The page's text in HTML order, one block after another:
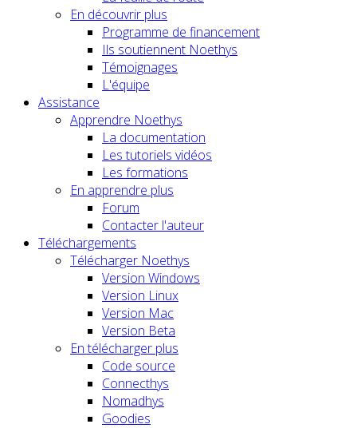
En découvrir plus
Programme de financement
Ils soutiennent Noethys
Témoignages
L'équipe
Assistance
Apprendre Noethys
La documentation
Les tutoriels vidéos
Les formations
En apprendre plus
Forum
Contacter l'auteur
Téléchargements
Télécharger Noethys
Version Windows
Version Linux
Version Mac
Version Beta
En télécharger plus
Code source
Connecthys
Nomadhys
Goodies